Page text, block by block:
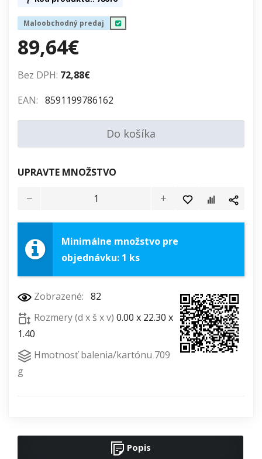
Maloobchodný predaj
89,64€
Bez DPH: 72,88€
EAN: 8591199786162
Do košíka
UPRAVTE MNOŽSTVO
Minimálne množstvo pre
objednávku: 1 ks
Zobrazené: 82
Rozmery (d x š x v) 0.00 x 22.30 x
1.40
Hmotnosť balenia/kartónu 709
g
Popis